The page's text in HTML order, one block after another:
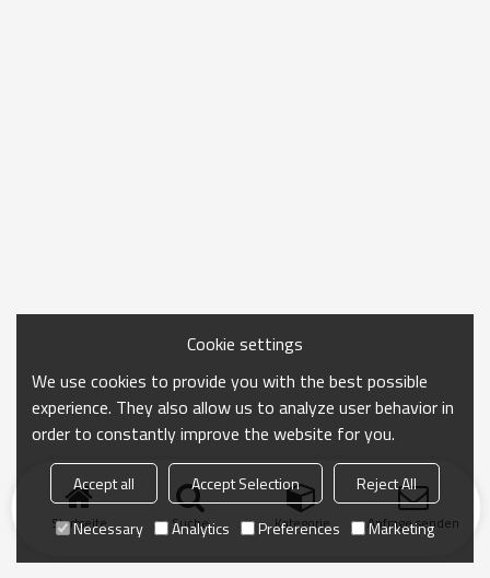
Startseite Suche Kategorie Anfrage senden
Cookie settings
We use cookies to provide you with the best possible
experience. They also allow us to analyze user behavior in
order to constantly improve the website for you.
Accept all Accept Selection
Reject All
Necessary
Analytics Preferences Marketing